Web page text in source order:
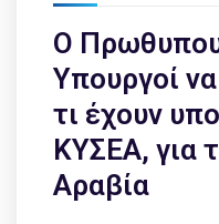
Ο
Υπουργοί
τι έχουν
ΚΥΣΕΑ, για
Αραβία